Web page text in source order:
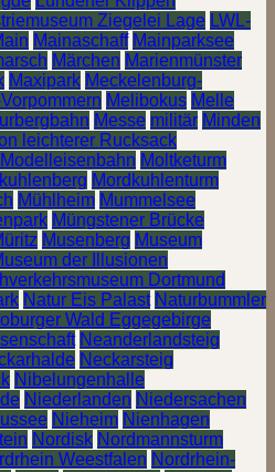
Ziegelei Lage LWL-
Mainaschaff Mainparksee
Märchen Marienmünster
Maxipark Meckelenburg-
Melibokus Melle
Messe militär Minden
leichterer Rucksack
Modelleisenbahn Moltketurm
Mordkuhlenturm
Mühlheim Mummelsee
Müngstener Brücke
Musenberg Museum
der Illusionen
Dortmund
Natur Eis Palast Naturbummler
Wald Eggegebirge
Neanderlandsteig
Neckarsteig
Nibelungenhalle
Niederlanden Niedersachen
Nieheim Nienhagen
Nordisk Nordmannsturm
Weestfalen Nordrhein-